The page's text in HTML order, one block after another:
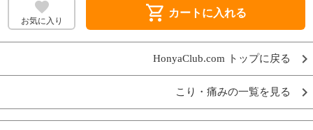
お気に入り shopping_cart カートに入れる
HonyaClub.com トップに戻る
こり・痛みの一覧を見る